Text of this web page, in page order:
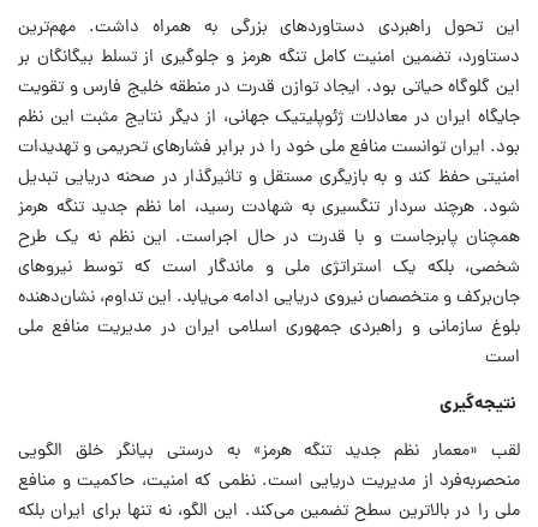
این تحول راهبردی دستاوردهای بزرگی به همراه داشت. مهم‌ترین
دستاورد، تضمین امنیت کامل تنگه هرمز و جلوگیری از تسلط بیگانگان بر
این گلوگاه حیاتی بود. ایجاد توازن قدرت در منطقه خلیج فارس و تقویت
جایگاه ایران در معادلات ژئوپلیتیک جهانی، از دیگر نتایج مثبت این نظم
بود. ایران توانست منافع ملی خود را در برابر فشارهای تحریمی و تهدیدات
امنیتی حفظ کند و به بازیگری مستقل و تاثیرگذار در صحنه دریایی تبدیل
شود. هرچند سردار تنگسیری به شهادت رسید، اما نظم جدید تنگه هرمز
همچنان پابرجاست و با قدرت در حال اجراست. این نظم نه یک طرح
شخصی، بلکه یک استراتژی ملی و ماندگار است که توسط نیروهای
جان‌برکف و متخصصان نیروی دریایی ادامه می‌یابد. این تداوم، نشان‌دهنده
بلوغ سازمانی و راهبردی جمهوری اسلامی ایران در مدیریت منافع ملی
است
نتیجه‌گیری
لقب «معمار نظم جدید تنگه هرمز» به درستی بیانگر خلق الگویی
منحصربه‌فرد از مدیریت دریایی است. نظمی که امنیت، حاکمیت و منافع
ملی را در بالاترین سطح تضمین می‌کند. این الگو، نه تنها برای ایران بلکه